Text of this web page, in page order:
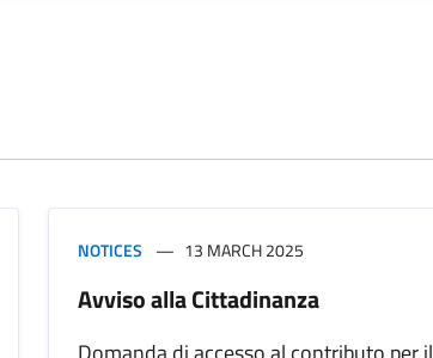
NOTICES 13 MARCH 2025
Avviso alla Cittadinanza